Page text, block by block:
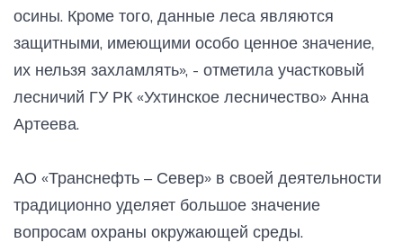
осины. Кроме того, данные леса являются
защитными, имеющими особо ценное значение,
их нельзя захламлять», - отметила участковый
лесничий ГУ РК «Ухтинское лесничество» Анна
Артеева.
АО «Транснефть – Север» в своей деятельности
традиционно уделяет большое значение
вопросам охраны окружающей среды.